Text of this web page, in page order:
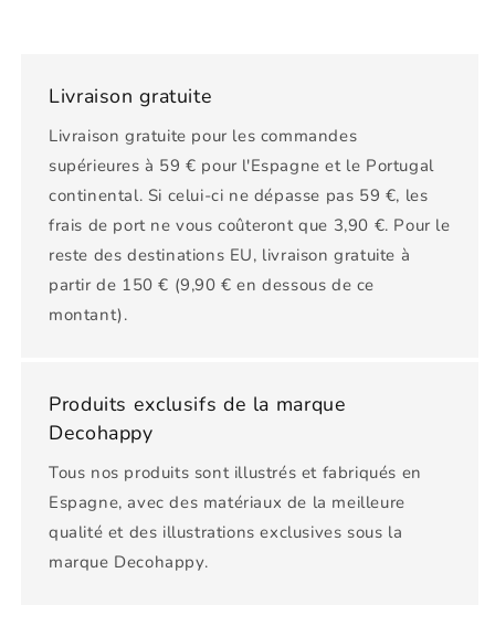
Livraison gratuite
Livraison gratuite pour les commandes
supérieures à 59 € pour l'Espagne et le Portugal
continental. Si celui-ci ne dépasse pas 59 €, les
frais de port ne vous coûteront que 3,90 €. Pour le
reste des destinations EU, livraison gratuite à
partir de 150 € (9,90 € en dessous de ce
montant).
Produits exclusifs de la marque
Decohappy
Tous nos produits sont illustrés et fabriqués en
Espagne, avec des matériaux de la meilleure
qualité et des illustrations exclusives sous la
marque Decohappy.